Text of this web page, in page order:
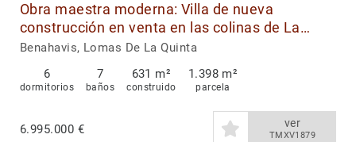
Obra maestra moderna: Villa de nueva
construcción en venta en las colinas de La
Quinta
Benahavis, Lomas De La Quinta
6
dormitorios
7
baños
631 m²
construido
1.398 m²
parcela
6.995.000 € ver
TMXV1879